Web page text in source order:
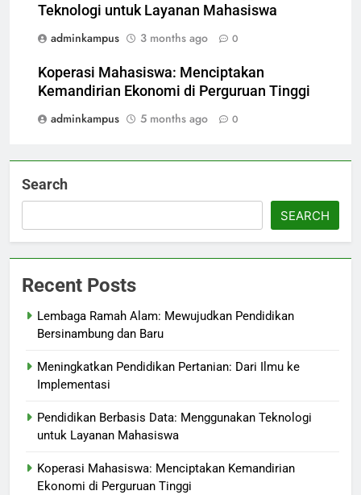
Teknologi untuk Layanan Mahasiswa
adminkampus
3 months ago 0
Koperasi Mahasiswa: Menciptakan
Kemandirian Ekonomi di Perguruan Tinggi
adminkampus
5 months ago 0
Search
SEARCH
Recent Posts
Lembaga Ramah Alam: Mewujudkan Pendidikan
Bersinambung dan Baru
Meningkatkan Pendidikan Pertanian: Dari Ilmu ke
Implementasi
Pendidikan Berbasis Data: Menggunakan Teknologi
untuk Layanan Mahasiswa
Koperasi Mahasiswa: Menciptakan Kemandirian
Ekonomi di Perguruan Tinggi